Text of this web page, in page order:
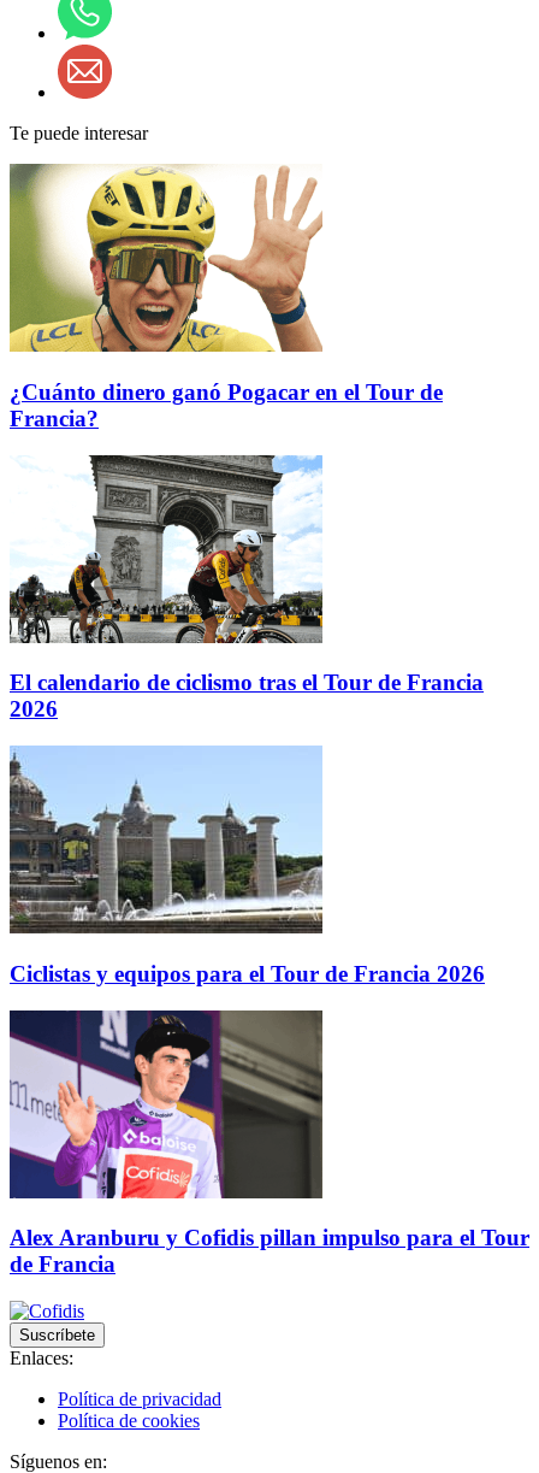
Te puede interesar
¿Cuánto dinero ganó Pogacar en el Tour de
Francia?
El calendario de ciclismo tras el Tour de Francia
2026
Ciclistas y equipos para el Tour de Francia 2026
Alex Aranburu y Cofidis pillan impulso para el Tour
de Francia
Suscríbete
Enlaces:
Política de privacidad
Política de cookies
Síguenos en: